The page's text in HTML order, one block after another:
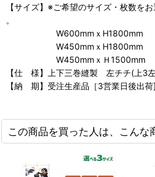
【サイズ】※ご希望のサイズ・枚数を
。
W600mmｘ
W450mmｘH1800mm
W450mmｘＨ1500mm
【仕 様】上下三巻縫製 左チチ(上3
【納 期】受注生産品［3営業日後出荷]
この商品を買った人は、こんな